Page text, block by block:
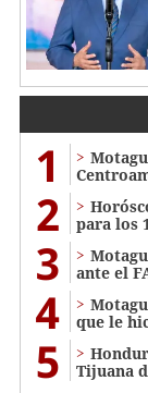
1
2
para los
3
ante el
4
que le
5
Tijuana